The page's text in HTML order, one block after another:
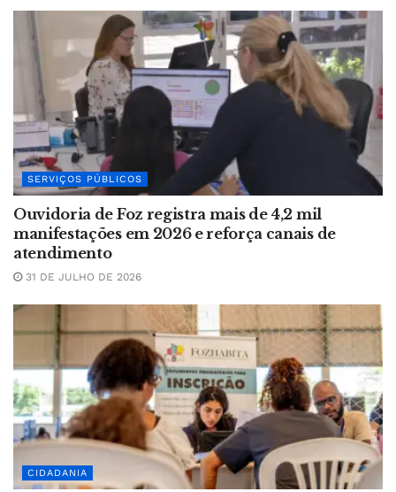
SERVIÇOS PÚBLICOS
Ouvidoria de Foz registra mais de 4,2 mil
manifestações em 2026 e reforça canais de
atendimento
31 DE JULHO DE 2026
CIDADANIA